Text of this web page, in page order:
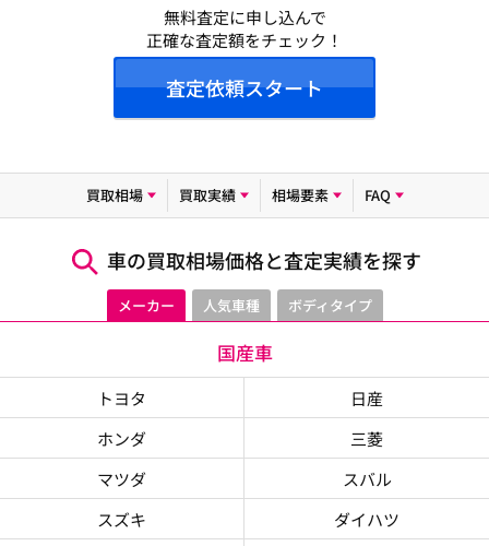
無料査定に申し込んで
正確な査定額をチェック！
査定依頼スタート
買取相場 買取実績 相場要素 FAQ
車の買取相場価格と査定実績を探す
メーカー 人気車種 ボディタイプ
国産車
トヨタ
日産
ホンダ
三菱
マツダ
スバル
スズキ
ダイハツ